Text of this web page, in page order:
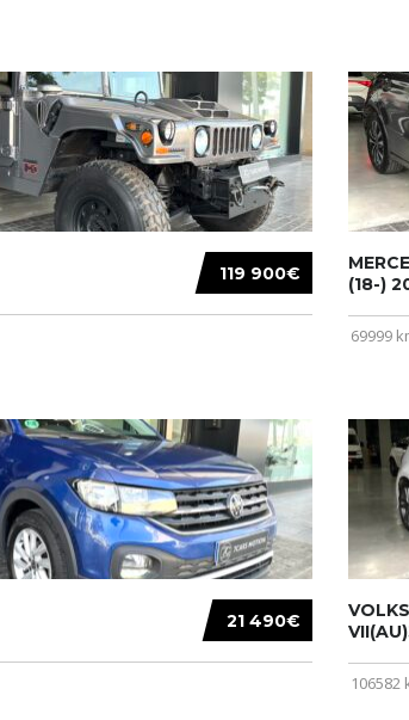
119 900€
(18-)
69999
21 490€
106582